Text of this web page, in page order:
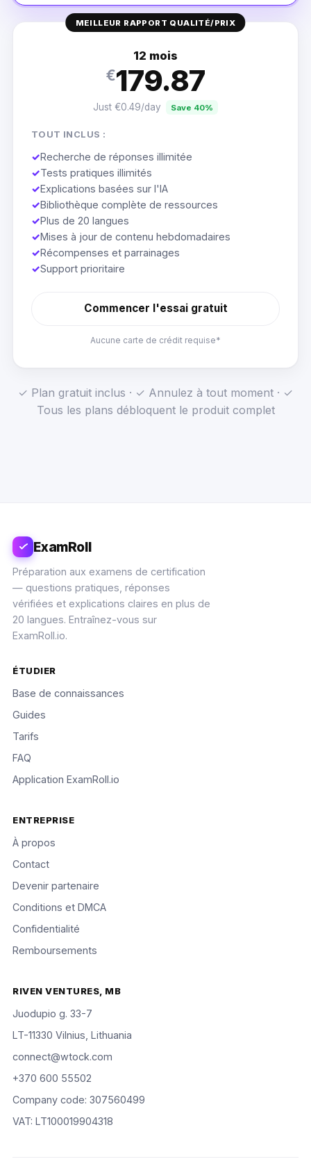
MEILLEUR RAPPORT QUALITÉ/PRIX
12 mois
€179.87
Just €0.49/day Save 40%
TOUT INCLUS :
✓Recherche de réponses illimitée
✓Tests pratiques illimités
✓Explications basées sur l'IA
✓Bibliothèque complète de ressources
✓Plus de 20 langues
✓Mises à jour de contenu hebdomadaires
✓Récompenses et parrainages
✓Support prioritaire
Commencer l'essai gratuit
Aucune carte de crédit requise*
✓ Plan gratuit inclus · ✓ Annulez à tout moment · ✓
Tous les plans débloquent le produit complet
ExamRoll
Préparation aux examens de certification
— questions pratiques, réponses
vérifiées et explications claires en plus de
20 langues. Entraînez-vous sur
ExamRoll.io.
ÉTUDIER
Base de connaissances
Guides
Tarifs
FAQ
Application ExamRoll.io
ENTREPRISE
À propos
Contact
Devenir partenaire
Conditions et DMCA
Confidentialité
Remboursements
RIVEN VENTURES, MB
Juodupio g. 33-7
LT-11330 Vilnius, Lithuania
connect@wtock.com
+370 600 55502
Company code: 307560499
VAT: LT100019904318